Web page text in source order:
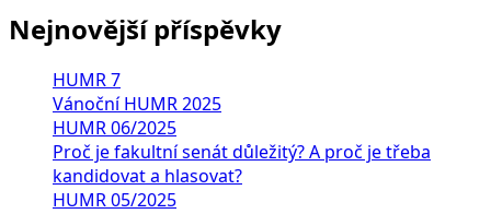
Nejnovější příspěvky
HUMR 7
Vánoční HUMR 2025
HUMR 06/2025
Proč je fakultní senát důležitý? A proč je třeba
kandidovat a hlasovat?
HUMR 05/2025